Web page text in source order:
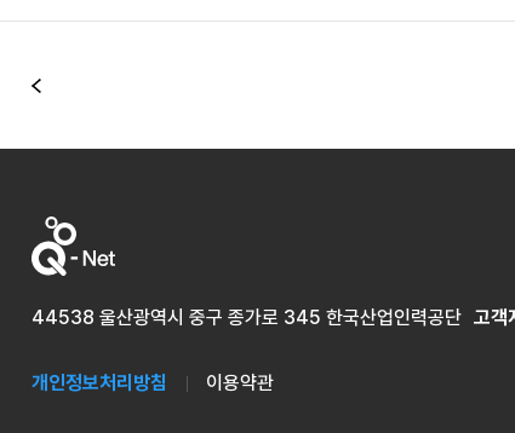
44538 울산광역시 중구 종가로 345 한국산업인력공단 고객
개인정보처리방침 이용약관